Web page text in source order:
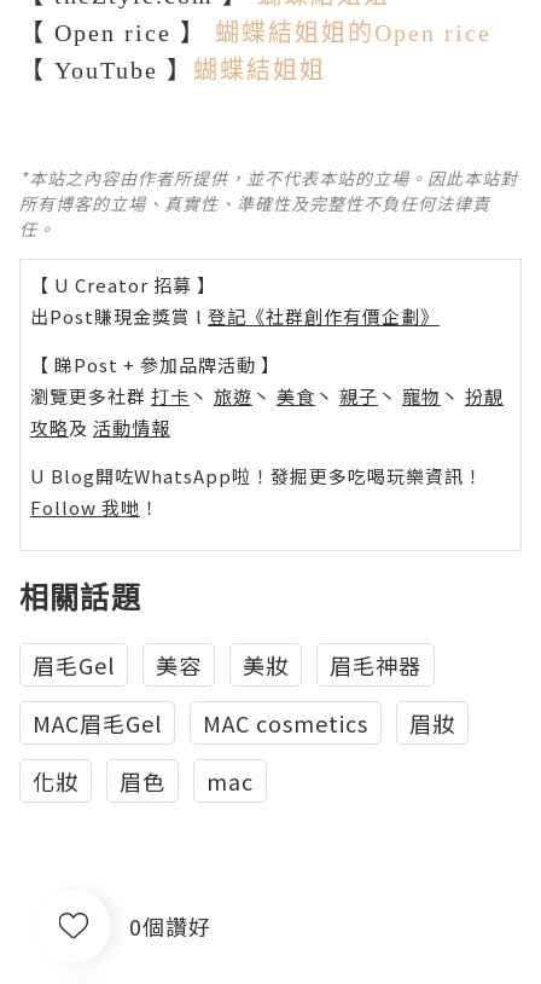
【 Open rice 】 蝴蝶結姐姐的Open rice
【 YouTube 】 蝴蝶結姐姐
*本站之內容由作者所提供，並不代表本站的立場。因此本站對
所有博客的立場、真實性、準確性及完整性不負任何法律責
任。
【 U Creator 招募 】
出Post賺現金獎賞 l 登記《社群創作有價企劃》
【 睇Post + 參加品牌活動 】
瀏覽更多社群 打卡 丶 旅遊 丶 美食 丶 親子 丶 寵物 丶 扮靚
攻略及 活動情報
U Blog開咗WhatsApp啦！發掘更多吃喝玩樂資訊！
Follow 我哋 ！
相關話題
眉毛Gel 美容 美妝
眉毛神器
MAC眉毛Gel
MAC cosmetics
眉妝
化妝
眉色 mac
0個讚好